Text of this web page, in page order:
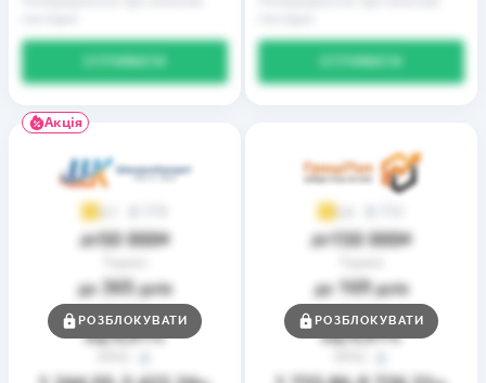
Акція
3,7
до50 000₴
до 365днів
Ставка
від0,01%
РОЗБЛОКУВАТИ
3,9
до150 000₴
до 169днів
Ставка
від0,01%
РОЗБЛОКУВАТИ